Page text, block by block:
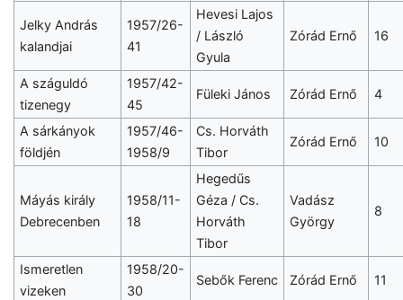
Jelky András
kalandjai
1957/26-
41
Hevesi Lajos
/ László
Gyula
Zórád Ernő 16
A száguldó
tizenegy
1957/42-
45
Füleki János Zórád Ernő 4
A sárkányok
földjén
1957/46-
1958/9
Cs. Horváth
Tibor
Zórád Ernő 10
Máyás király
Debrecenben
1958/11-
18
Hegedűs
Géza / Cs.
Horváth
Tibor
Vadász
György
8
Ismeretlen
vizeken
1958/20-
30
Sebők Ferenc Zórád Ernő 11